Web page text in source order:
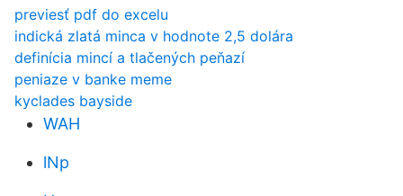
previesť pdf do excelu
indická zlatá minca v hodnote 2,5 dolára
definícia mincí a tlačených peňazí
peniaze v banke meme
kyclades bayside
WAH
lNp